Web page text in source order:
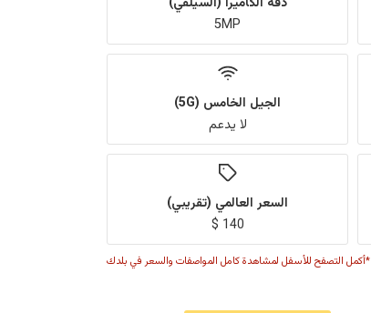
5MP
الجيل الخامس (5G)
لا يدعم
السعر العالمي (تقريبي)
140 $
*أكمل التصفح للأسفل لمشاهدة كامل المواصفات والسعر في بلدك